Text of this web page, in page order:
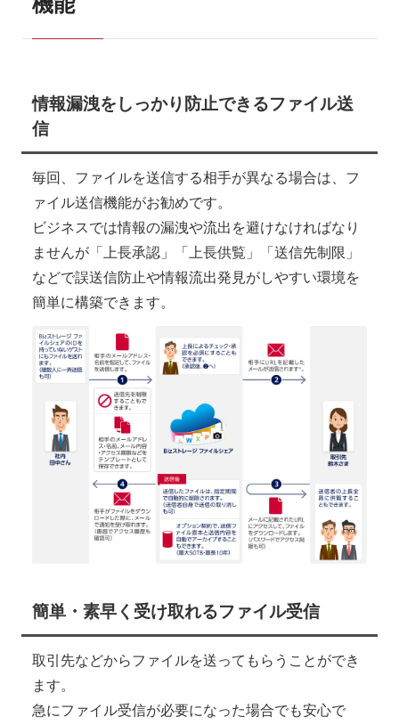
情報漏洩をしっかり防止できるファイル送
信
毎回、ファイルを送信する相手が異なる場合は、フ
ァイル送信機能がお勧めです。
ビジネスでは情報の漏洩や流出を避けなければなり
ませんが「上長承認」「上長供覧」「送信先制限」
などで誤送信防止や情報流出発見がしやすい環境を
簡単に構築できます。
簡単・素早く受け取れるファイル受信
取引先などからファイルを送ってもらうことができ
ます。
急にファイル受信が必要になった場合でも安心で